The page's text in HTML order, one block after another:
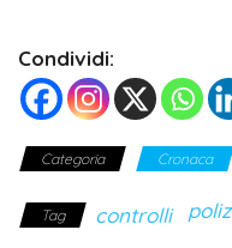
Condividi:
Categoria Cronaca
Tag controlli